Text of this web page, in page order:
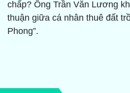
chấp? Ông Trần Văn Lương
thuận giữa cá nhân thuê đất
Phong”.